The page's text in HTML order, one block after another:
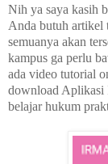
Nih ya saya kasih
Anda butuh artikel
semuanya akan
kampus ga perlu
ada video tutorial
download Aplikasi
belajar hukum